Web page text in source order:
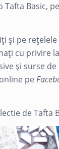
Tafta Basic,
și pe rețelele
cu privire
și surse
pe
de Tafta